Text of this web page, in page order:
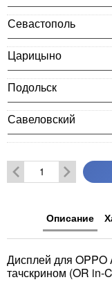
Севастополь
Царицыно
Подольск
Савеловский
Описание
Дисплей для OPPO
тачскрином (OR in-